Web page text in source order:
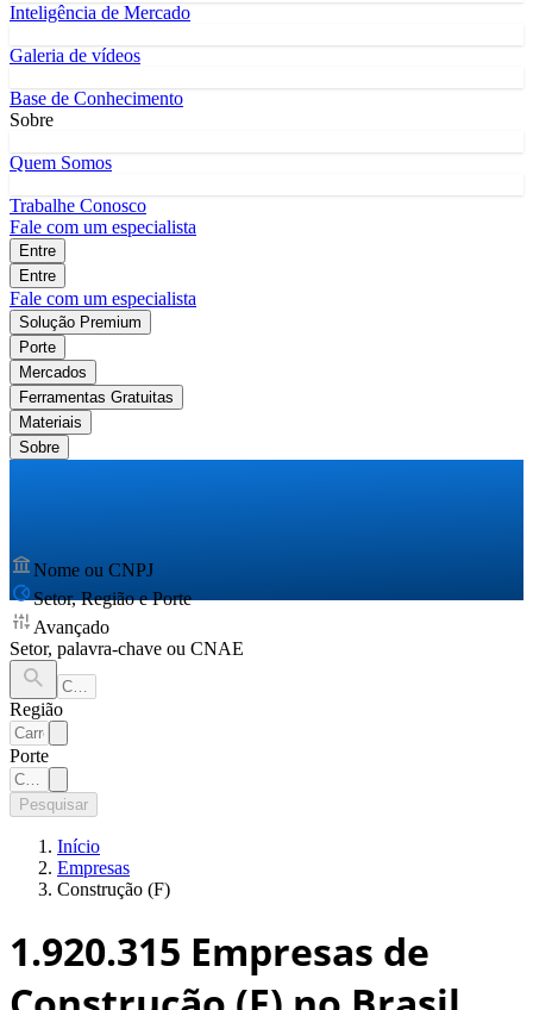
Inteligência de Mercado
Galeria de vídeos
Base de Conhecimento
Sobre
Quem Somos
Trabalhe Conosco
Fale com um especialista
Entre
Entre
Fale com um especialista
Solução Premium
Porte
Mercados
Ferramentas Gratuitas
Materiais
Sobre
Nome ou CNPJ
Setor, Região e Porte
Avançado
Setor, palavra-chave ou CNAE
Região
Porte
Pesquisar
Início
Empresas
Construção (F)
1.920.315 Empresas de